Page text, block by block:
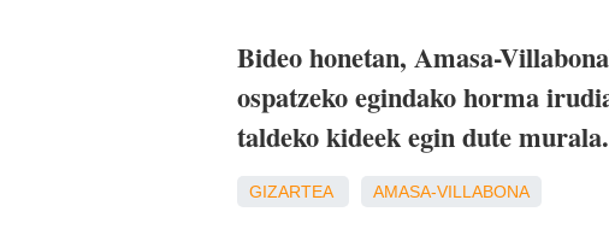
Bideo honetan, Amasa-
ospatzeko egindako horma
taldeko kideek egin dute murala.
GIZARTEA AMASA-VILLABONA